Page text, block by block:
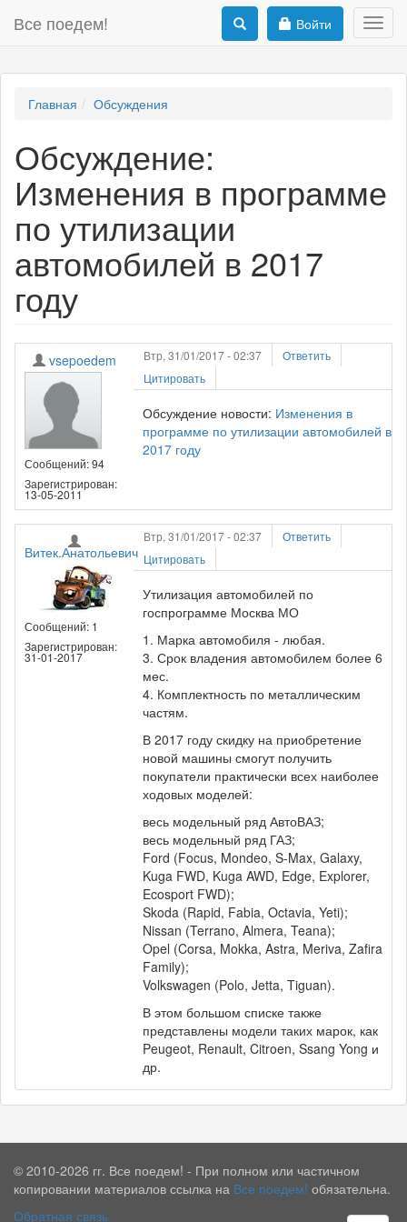
Все поедем! Войти
Главная Обсуждения
Обсуждение:
Изменения в программе
по утилизации
автомобилей в 2017
году
vsepoedem
Сообщений: 94
Зарегистрирован:
13-05-2011
Втр, 31/01/2017 - 02:37
Ответить
Цитировать
Обсуждение новости: Изменения в
программе по утилизации автомобилей в
2017 году
Витек.Анатольевич
Сообщений: 1
Зарегистрирован:
31-01-2017
Втр, 31/01/2017 - 02:37
Ответить
Цитировать
Утилизация автомобилей по
госпрограмме Москва МО
1. Марка автомобиля - любая.
3. Срок владения автомобилем более 6
мес.
4. Комплектность по металлическим
частям.
В 2017 году скидку на приобретение
новой машины смогут получить
покупатели практически всех наиболее
ходовых моделей:
весь модельный ряд АвтоВАЗ;
весь модельный ряд ГАЗ;
Ford (Focus, Mondeo, S-Max, Galaxy,
Kuga FWD, Kuga AWD, Edge, Explorer,
Ecosport FWD);
Skoda (Rapid, Fabia, Octavia, Yeti);
Nissan (Terrano, Almera, Teana);
Opel (Corsa, Mokka, Astra, Meriva, Zafira
Family);
Volkswagen (Polo, Jetta, Tiguan).
В этом большом списке также
представлены модели таких марок, как
Peugeot, Renault, Citroen, Ssang Yong и
др.
© 2010-2026 гг. Все поедем! - При полном или частичном
копировании материалов ссылка на Все поедем! обязательна.
Обратная связь